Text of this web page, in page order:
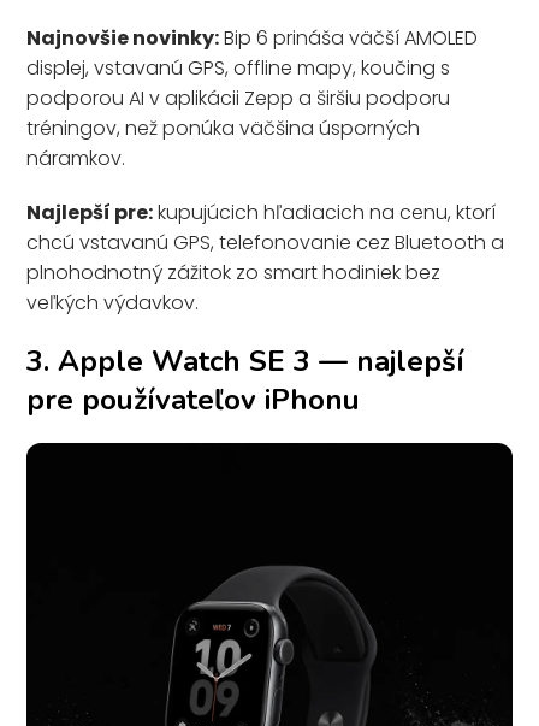
Najnovšie novinky:Bip 6 prináša väčší AMOLED
displej, vstavanú GPS, offline mapy, koučing s
podporou AI v aplikácii Zepp a širšiu podporu
tréningov, než ponúka väčšina úsporných
náramkov.
Najlepší pre:kupujúcich hľadiacich na cenu, ktorí
chcú vstavanú GPS, telefonovanie cez Bluetooth a
plnohodnotný zážitok zo smart hodiniek bez
veľkých výdavkov.
3. Apple Watch SE 3 — najlepší
pre používateľov iPhonu